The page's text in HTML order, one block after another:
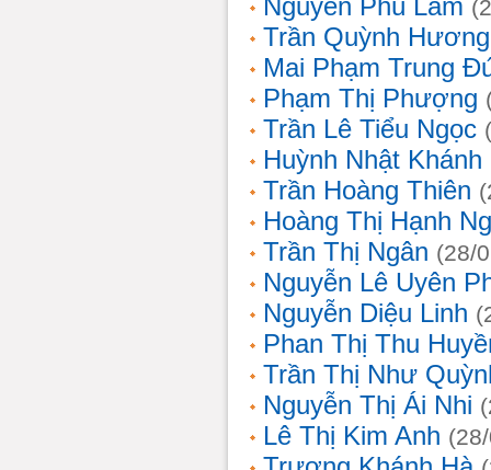
Nguyễn Phú Lâm
Trần Quỳnh Hương
Mai Phạm Trung
Phạm Thị Phượng
Trần Lê Tiểu Ngọc
Huỳnh Nhật Khánh
Trần Hoàng Thiên
Hoàng Thị Hạnh
Trần Thị Ngân (28/
Nguyễn Lê Uyên
Nguyễn Diệu Linh
Phan Thị Thu
Trần Thị Như
Nguyễn Thị Ái Nhi
Lê Thị Kim Anh